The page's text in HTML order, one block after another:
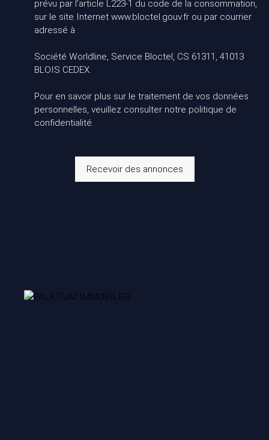
prévu par l'article L223-1 du code de la consommation,
sur le site Internet www.bloctel.gouv.fr ou par courrier
adressé à :
Société Worldline, Service Bloctel, CS 61311, 41013
BLOIS CEDEX.
Pour en savoir plus sur le traitement de vos données
personnelles, veuillez consulter notre politique de
confidentialité.
Recevoir des annonces